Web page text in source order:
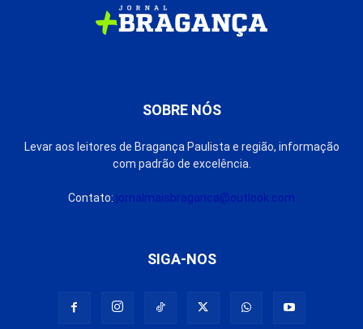
SOBRE NÓS
Levar aos leitores de Bragança Paulista e região, informação
com padrão de excelência.
Contato: jornalmaisbraganca@outlook.com
SIGA-NOS